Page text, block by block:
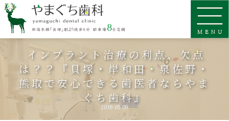
インプラント治療の利点、欠点
は？？『貝塚・岸和田・泉佐野・
熊取で安心できる歯医者ならやま
ぐち歯科』
2018.05.09